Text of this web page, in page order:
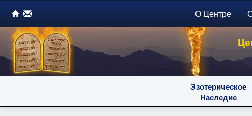
О Центре
Эзотерическое
Наследие